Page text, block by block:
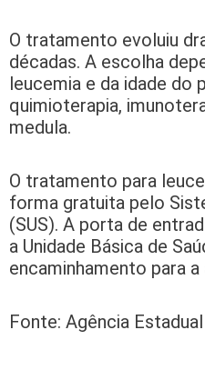
O tratamento evoluiu
décadas. A escolha
leucemia e da idade do
quimioterapia,
medula.
O tratamento para
forma gratuita pelo
(SUS). A porta de
a Unidade Básica de
encaminhamento para
Fonte: Agência